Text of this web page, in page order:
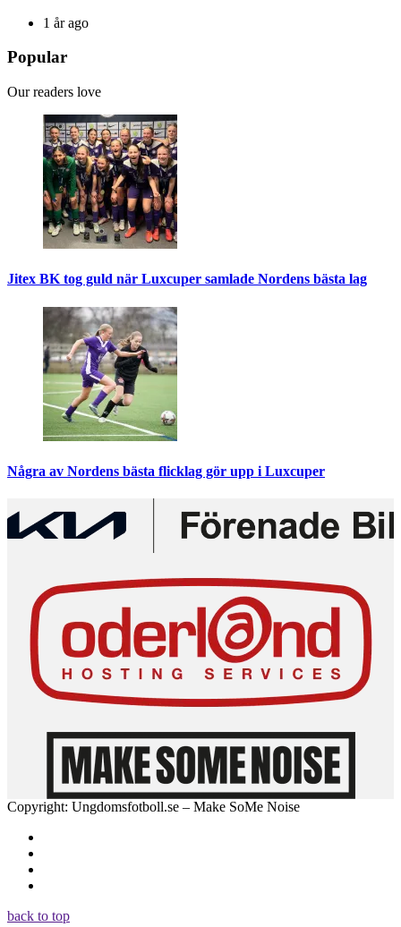
1 år ago
Popular
Our readers love
Jitex BK tog guld när Luxcuper samlade Nordens bästa lag
Några av Nordens bästa flicklag gör upp i Luxcuper
Copyright: Ungdomsfotboll.se – Make SoMe Noise
back to top